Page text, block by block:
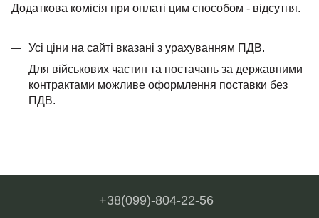
Додаткова комісія при оплаті цим способом - відсутня.
Усі ціни на сайті вказані з урахуванням ПДВ.
Для військових частин та постачань за державними
контрактами можливе оформлення поставки без
ПДВ.
+38(099)-804-22-56